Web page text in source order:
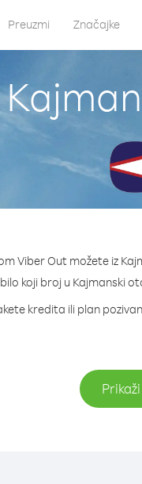
Preuzmi Značajke
Viber Out možete iz
koji broj u Kajmanski
kredita ili plan